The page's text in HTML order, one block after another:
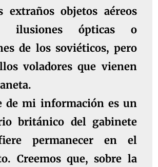
extraños objetos aéreos
ilusiones ópticas o
de los soviéticos, pero
voladores que vienen
de mi información es un
británico del gabinete
permanecer en el
Creemos que, sobre la